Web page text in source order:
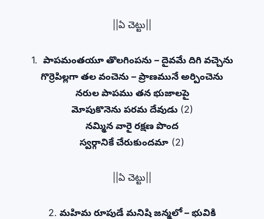
||ఏ చెట్టు||
1. పాపమంతయూ తొలగింపను – దైవమే దిగి వచ్చెను
గొర్రెపిల్లగా తల వంచెను – ప్రాణమునే అర్పించెను
నరుల పాపము తన భుజాలపై
మోపుకొనెను పరమ దేవుడు (2)
నమ్మిన వారై రక్షణ పొంద
స్వర్గానికే చేరుకుందమా (2)
||ఏ చెట్టు||
2. మహిమ రూపుడే మనిషి జన్మలో – భువికి